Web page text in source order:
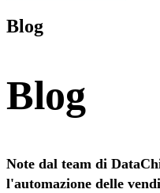
Blog
Blog
Note dal team di
l'automazione delle